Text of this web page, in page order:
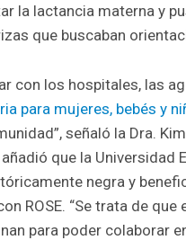
la lactancia materna y
que buscaban
con los hospitales, las
para mujeres, bebés y
señaló la Dra.
que la Universidad
negra y
ROSE. “Se trata de
para poder colaborar